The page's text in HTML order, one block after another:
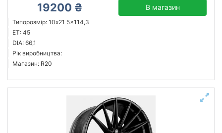
19200 ₴ В магазин
Типорозмір: 10x21 5x114,3
ET: 45
DIA: 66,1
Рік виробництва:
Магазин: R20